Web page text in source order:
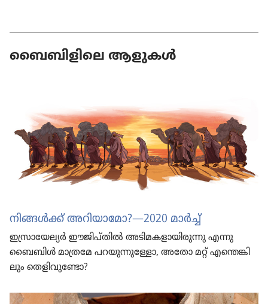
ബൈബിളിലെ ആളുകൾ
നിങ്ങൾക്ക്‌ അറിയാ​മോ?—2020 മാർച്ച്‌
ഇസ്രാ​യേ​ല്യർ ഈജി​പ്‌തിൽ അടിമ​ക​ളാ​യി​രു​ന്നു എന്നു
ബൈബിൾ മാത്രമേ പറയു​ന്നു​ള്ളോ, അതോ മറ്റ്‌ എന്തെങ്കി​
ലും തെളി​വു​ണ്ടോ?